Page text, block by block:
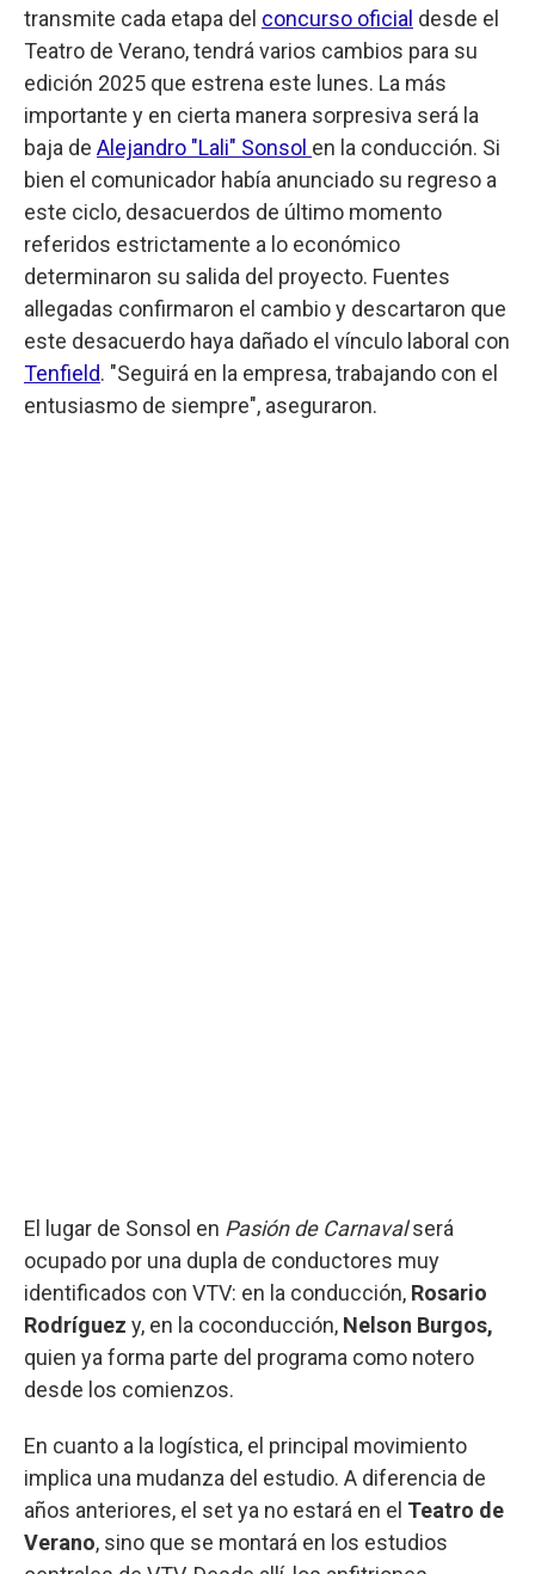
transmite cada etapa del concurso oficial desde el
Teatro de Verano, tendrá varios cambios para su
edición 2025 que estrena este lunes. La más
importante y en cierta manera sorpresiva será la
baja de Alejandro "Lali" Sonsol en la conducción. Si
bien el comunicador había anunciado su regreso a
este ciclo, desacuerdos de último momento
referidos estrictamente a lo económico
determinaron su salida del proyecto. Fuentes
allegadas confirmaron el cambio y descartaron que
este desacuerdo haya dañado el vínculo laboral con
Tenfield. "Seguirá en la empresa, trabajando con el
entusiasmo de siempre", aseguraron.
El lugar de Sonsol en Pasión de Carnavalserá
ocupado por una dupla de conductores muy
identificados con VTV: en la conducción, Rosario
Rodríguez y, en la coconducción, Nelson Burgos,
quien ya forma parte del programa como notero
desde los comienzos.
En cuanto a la logística, el principal movimiento
implica una mudanza del estudio. A diferencia de
años anteriores, el set ya no estará en el Teatro de
Verano, sino que se montará en los estudios